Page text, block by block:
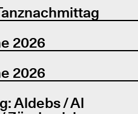
2026
2026
Aldebs / Al